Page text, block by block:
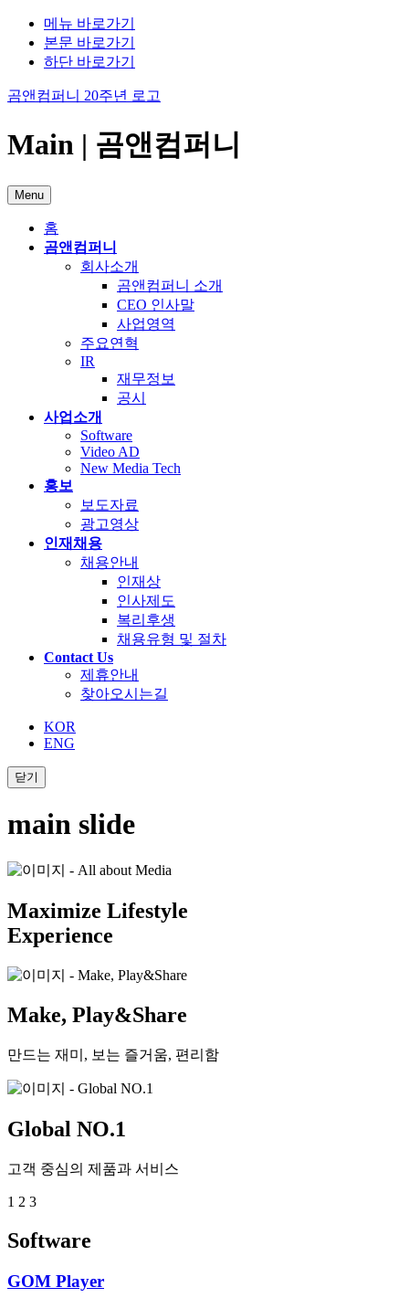
메뉴 바로가기
본문 바로가기
하단 바로가기
곰앤컴퍼니 20주년 로고
Main | 곰앤컴퍼니
Menu
홈
곰앤컴퍼니
회사소개
곰앤컴퍼니 소개
CEO 인사말
사업영역
주요연혁
IR
재무정보
공시
사업소개
Software
Video AD
New Media Tech
홍보
보도자료
광고영상
인재채용
채용안내
인재상
인사제도
복리후생
채용유형 및 절차
Contact Us
제휴안내
찾아오시는길
KOR
ENG
닫기
main slide
Maximize Lifestyle
Experience
Make, Play&Share
만드는 재미, 보는 즐거움, 편리함
Global NO.1
고객 중심의 제품과 서비스
1 2 3
Software
GOM Player